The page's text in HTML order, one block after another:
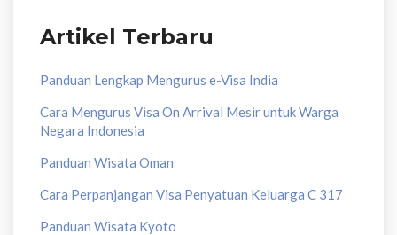
Artikel Terbaru
Panduan Lengkap Mengurus e-Visa India
Cara Mengurus Visa On Arrival Mesir untuk Warga
Negara Indonesia
Panduan Wisata Oman
Cara Perpanjangan Visa Penyatuan Keluarga C 317
Panduan Wisata Kyoto